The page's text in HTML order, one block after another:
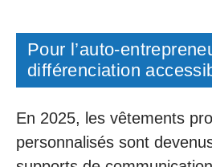
Pour l’auto-
différenciation
En 2025, les vêtements
personnalisés sont